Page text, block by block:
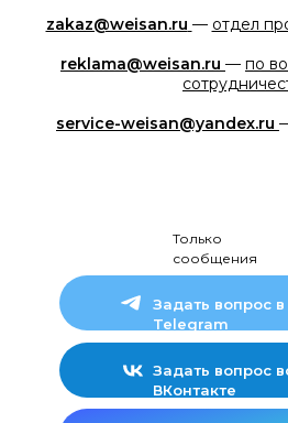
zakaz@weisan.ru — отдел
reklama@weisan.ru — по
service-weisan@yandex.ru
Задать вопрос
ВКонтакте
Задать вопрос в
Telegram
Только
сообщения